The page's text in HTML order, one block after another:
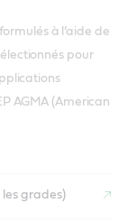
à l’aide de
pour
AGMA (American
les grades)